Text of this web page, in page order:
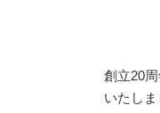
創立20
いたしま